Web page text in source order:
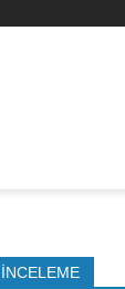
İNCELEME